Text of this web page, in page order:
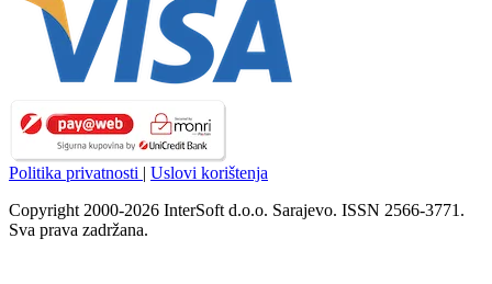
Politika privatnosti | Uslovi korištenja
Copyright 2000-2026 InterSoft d.o.o. Sarajevo. ISSN 2566-3771.
Sva prava zadržana.